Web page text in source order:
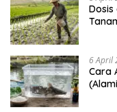
Dosis
6 April
Cara